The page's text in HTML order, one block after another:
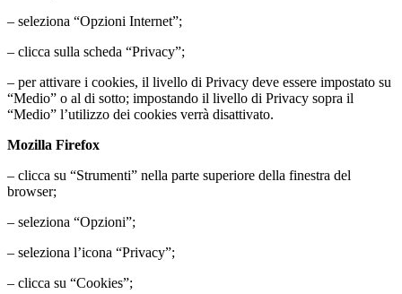
– seleziona “Opzioni Internet”;
– clicca sulla scheda “Privacy”;
– per attivare i cookies, il livello di Privacy deve essere impostato su
“Medio” o al di sotto; impostando il livello di Privacy sopra il
“Medio” l’utilizzo dei cookies verrà disattivato.
Mozilla Firefox
– clicca su “Strumenti” nella parte superiore della finestra del
browser;
– seleziona “Opzioni”;
– seleziona l’icona “Privacy”;
– clicca su “Cookies”;